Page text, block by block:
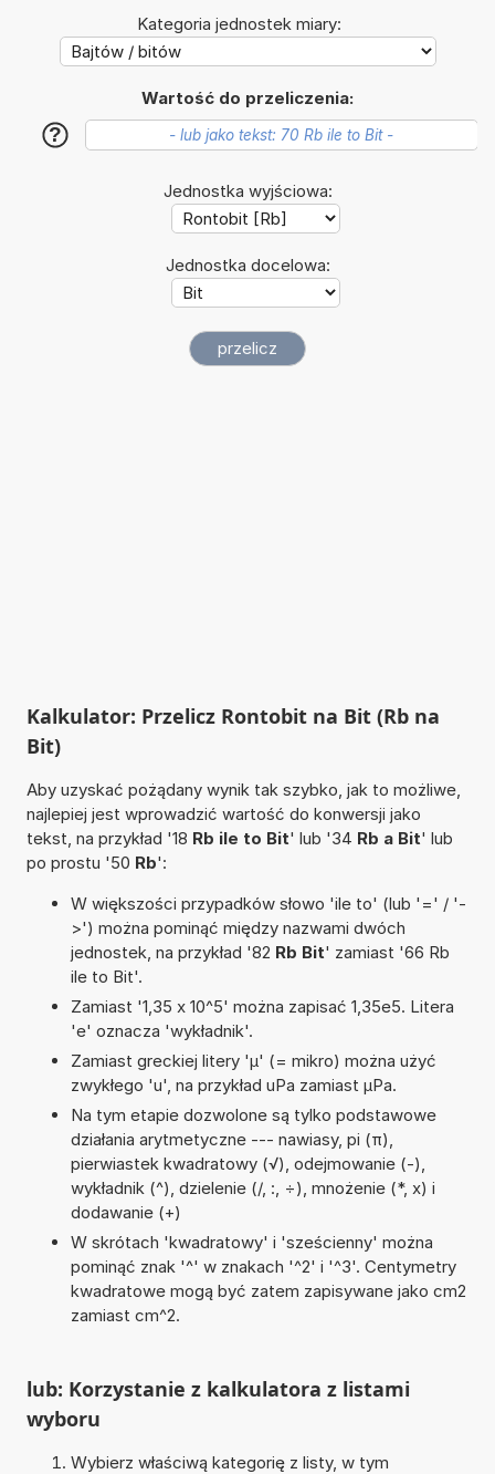
Kategoria jednostek miary:
Wartość do przeliczenia:
?
Jednostka wyjściowa:
Jednostka docelowa:
Kalkulator: Przelicz Rontobit na Bit (Rb na
Bit)
Aby uzyskać pożądany wynik tak szybko, jak to możliwe,
najlepiej jest wprowadzić wartość do konwersji jako
tekst, na przykład '18 Rb ile to Bit' lub '34 Rb a Bit' lub
po prostu '50 Rb':
W większości przypadków słowo 'ile to' (lub '=' / '-
>') można pominąć między nazwami dwóch
jednostek, na przykład '82 Rb Bit' zamiast '66 Rb
ile to Bit'.
Zamiast '1,35 x 10^5' można zapisać 1,35e5. Litera
'e' oznacza 'wykładnik'.
Zamiast greckiej litery 'µ' (= mikro) można użyć
zwykłego 'u', na przykład uPa zamiast µPa.
Na tym etapie dozwolone są tylko podstawowe
działania arytmetyczne --- nawiasy, pi (π),
pierwiastek kwadratowy (√), odejmowanie (-),
wykładnik (^), dzielenie (/, :, ÷), mnożenie (*, x) i
dodawanie (+)
W skrótach 'kwadratowy' i 'sześcienny' można
pominąć znak '^' w znakach '^2' i '^3'. Centymetry
kwadratowe mogą być zatem zapisywane jako cm2
zamiast cm^2.
lub: Korzystanie z kalkulatora z listami
wyboru
Wybierz właściwą kategorię z listy, w tym